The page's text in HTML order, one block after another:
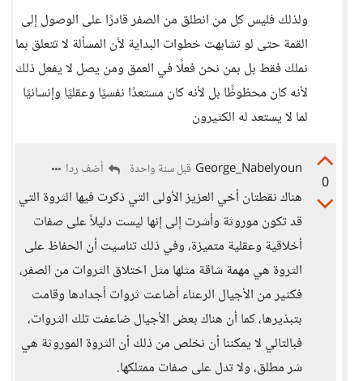
ولذلك فليس كل من انطلق من الصفر قادرًا على الوصول إلى
القمة حتى لو تشابهت خطوات البداية لأن المسألة لا تتعلق بما
نملك فقط بل بمن نحن فعلًا في العمق ومن يصل لا يفعل ذلك
لأنه كان محظوظًا بل لأنه كان مستعدًا نفسيًا وعقليًا وإنسانيًا
لما لا يستعد له الكثيرون
0
George_Nabelyoun قبل سنة واحدة أضف ردا
هناك نقطتان أخي العزيز الأولى التي ذكرت فيها الثروة التي
قد تكون موروثة وأشرت إلى إنها ليست دليلاً على صفات
أخلاقية وعقلية متميزة، وفي ذلك تناسيت أن الحفاظ على
الثروة هي مهمة شاقة مثلها مثل اختلاق الثروات من الصفر،
فكثير من الأجيال الرعناء أضاعت ثروات أجدادها وقامت
بتبذيرها، كما أن هناك بعض الأجيال ضاعفت تلك الثروات،
فبالتالي لا يمكننا أن نخلص من ذلك أن الثروة الموروثة هي
شر مطلق، ولا تدل على صفات ممتلكها.